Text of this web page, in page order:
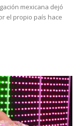
el propio país hace